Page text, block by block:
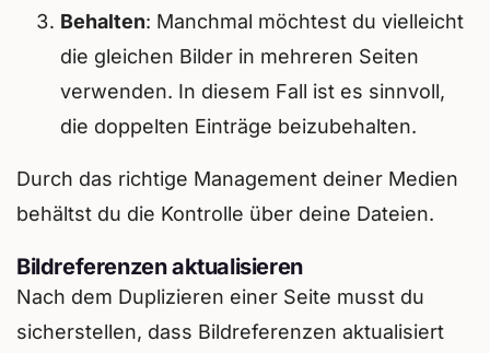
Behalten: Manchmal möchtest du vielleicht
die gleichen Bilder in mehreren Seiten
verwenden. In diesem Fall ist es sinnvoll,
die doppelten Einträge beizubehalten.
Durch das richtige Management deiner Medien
behältst du die Kontrolle über deine Dateien.
Bildreferenzen aktualisieren
Nach dem Duplizieren einer Seite musst du
sicherstellen, dass Bildreferenzen aktualisiert